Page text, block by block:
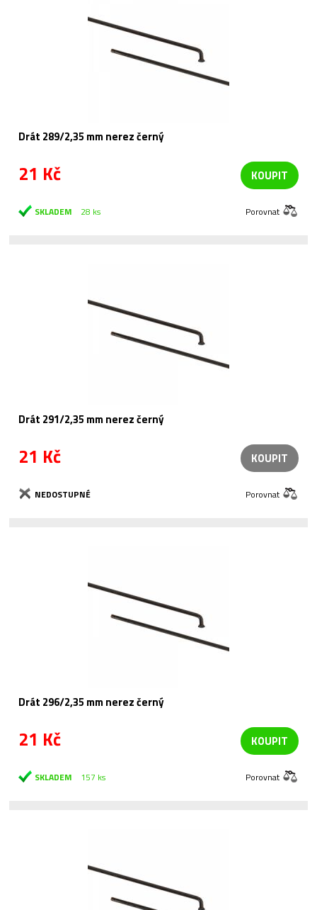
Drát 289/2,35 mm nerez černý
21 Kč KOUPIT
SKLADEM 28 ks Porovnat
Drát 291/2,35 mm nerez černý
21 Kč KOUPIT
NEDOSTUPNÉ Porovnat
Drát 296/2,35 mm nerez černý
21 Kč KOUPIT
SKLADEM 157 ks Porovnat